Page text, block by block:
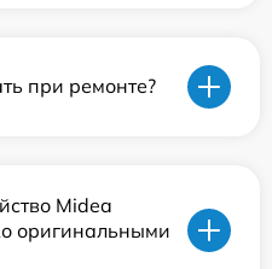
при ремонте?
Midea
оригинальными